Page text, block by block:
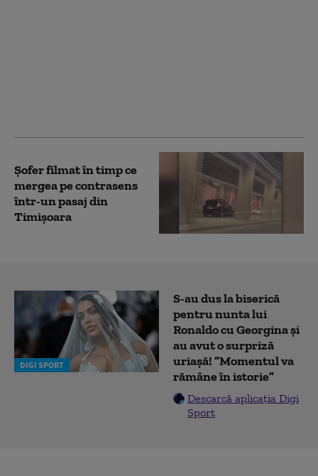
Șofer filmat în timp ce
mergea pe contrasens
într-un pasaj din
Timișoara
DIGI SPORT
S-au dus la biserică
pentru nunta lui
Ronaldo cu Georgina și
au avut o surpriză
uriașă! ”Momentul va
rămâne în istorie”
Descarcă aplicația Digi
Sport